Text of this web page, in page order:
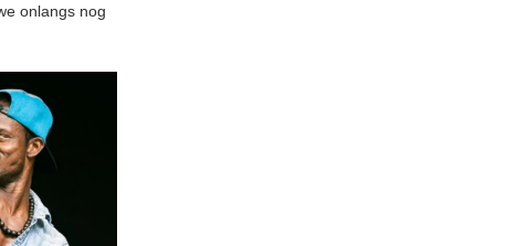
onlangs nog